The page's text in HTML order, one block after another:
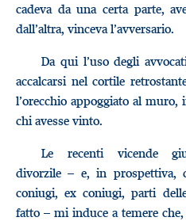
cadeva da una certa parte,
dall’altra, vinceva l’avversario.
Da qui l’uso degli
accalcarsi nel cortile
l’orecchio appoggiato al
chi avesse vinto.
Le recenti vicende
divorzile – e, in prospettiva,
coniugi, ex coniugi, parti
fatto – mi induce a temere